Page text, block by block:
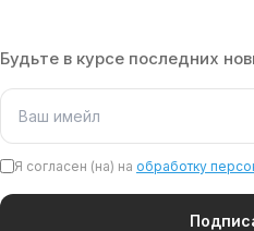
Будьте в курсе последних
Я согласен (на) на обработку